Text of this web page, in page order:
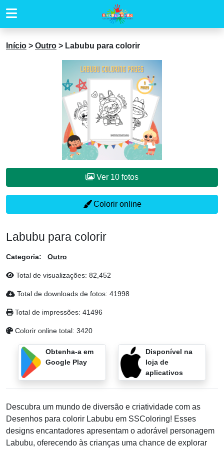
Início > Outro > Labubu para colorir
Ver 10 fotos
Colorir online
Labubu para colorir
Categoria: Outro
Total de visualizações: 82,452
Total de downloads de fotos: 41998
Total de impressões: 41496
Colorir online total: 3420
Obtenha-a em
Google Play
Disponível na
loja de
aplicativos
Descubra um mundo de diversão e criatividade com as
Desenhos para colorir Labubu em SSColoring! Esses
designs encantadores apresentam o adorável personagem
Labubu, oferecendo às crianças uma chance de explorar